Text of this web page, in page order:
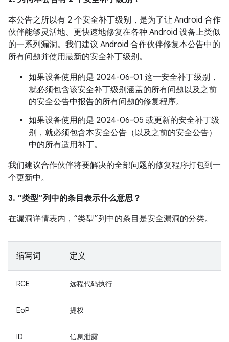
本公告之所以有 2 个安全补丁级别，是为了让 Android 合作
伙伴能够灵活地、更快速地修复在各种 Android 设备上类似
的一系列漏洞。我们建议 Android 合作伙伴修复本公告中的
所有问题并使用最新的安全补丁级别。
如果设备使用的是 2024-06-01 这一安全补丁级别，
就必须包含该安全补丁级别涵盖的所有问题以及之前
的安全公告中报告的所有问题的修复程序。
如果设备使用的是 2024-06-05 或更新的安全补丁级
别，就必须包含本安全公告（以及之前的安全公告）
中的所有适用补丁。
我们建议合作伙伴将要解决的全部问题的修复程序打包到一
个更新中。
3. “类型”列中的条目表示什么意思？
在漏洞详情表内，“类型”列中的条目是安全漏洞的分类。
缩写词 定义
RCE 远程代码执行
EoP 提权
ID 信息泄露